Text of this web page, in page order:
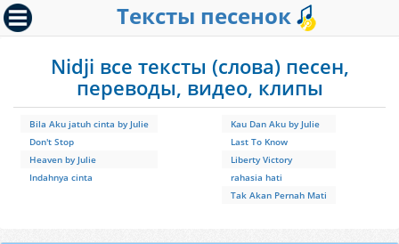
Тексты песенок
Nidji все тексты (слова) песен,
переводы, видео, клипы
Bila Aku jatuh cinta by Julie
Don't Stop
Heaven by Julie
Indahnya cinta
Kau Dan Aku by Julie
Last To Know
Liberty Victory
rahasia hati
Tak Akan Pernah Mati